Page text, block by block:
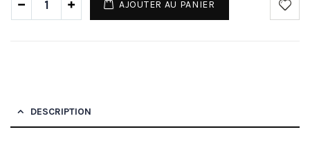
AJOUTER AU PANIER
DESCRIPTION